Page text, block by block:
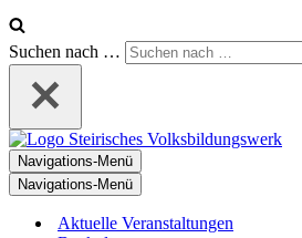
Suchen nach …
Navigations-Menü
Navigations-Menü
Aktuelle Veranstaltungen